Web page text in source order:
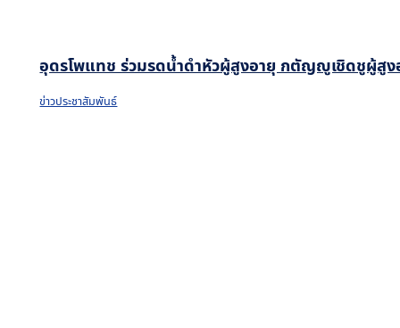
อุดรโพแทช ร่วมรดน้ำดำหัวผู้สูงอายุ กตัญญูเชิดชูผู้สูง
ข่าวประชาสัมพันธ์